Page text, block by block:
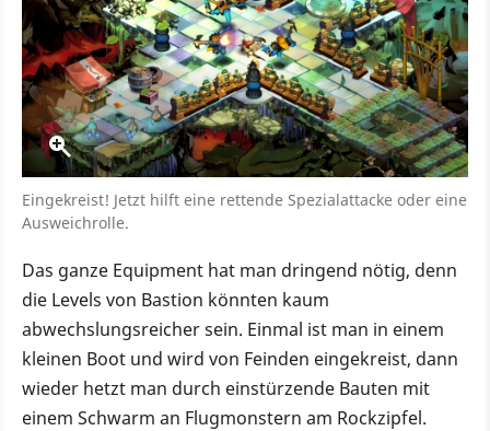
Eingekreist! Jetzt hilft eine rettende Spezialattacke oder eine
Ausweichrolle.
Das ganze Equipment hat man dringend nötig, denn
die Levels von Bastion könnten kaum
abwechslungsreicher sein. Einmal ist man in einem
kleinen Boot und wird von Feinden eingekreist, dann
wieder hetzt man durch einstürzende Bauten mit
einem Schwarm an Flugmonstern am Rockzipfel.